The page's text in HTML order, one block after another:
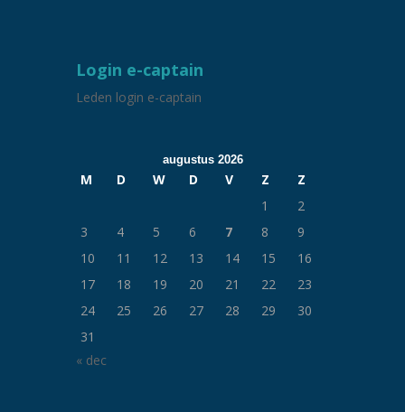
Login e-captain
Leden login e-captain
augustus 2026
M D W D V Z
Z
1
2
3
4 5 6 7 8
9
10
11 12 13 14 15
16
17
18 19 20 21 22
23
24
25 26 27 28 29
30
31
« dec